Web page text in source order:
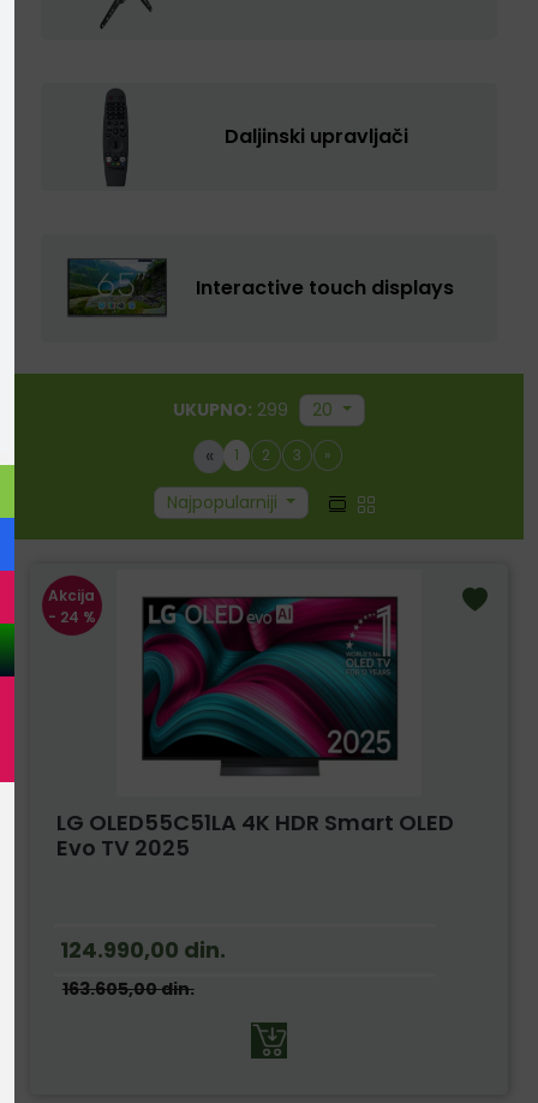
Daljinski upravljači
Interactive touch displays
UKUPNO: 299 20
« 1 2 3 »
Najpopularniji
Akcija
- 24 %
LG OLED55C51LA 4K HDR Smart OLED
Evo TV 2025
124.990,00 din.
163.605,00din.